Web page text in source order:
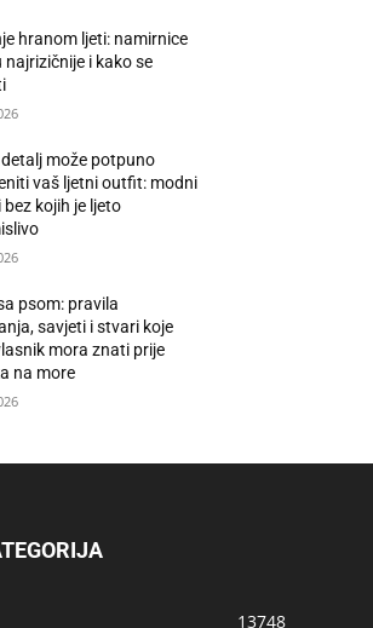
hranom ljeti: namirnice
najrizičnije i kako se
može potpuno
vaš ljetni outfit: modni
kojih je ljeto
psom: pravila
savjeti i stvari koje
mora znati prije
na more
13748